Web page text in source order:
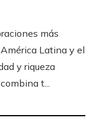
más
Latina y el
y riqueza
t...